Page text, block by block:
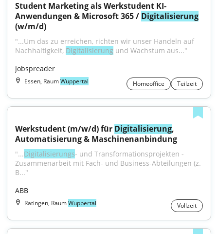
Student Marketing als Werkstudent KI-
Anwendungen & Microsoft 365 / Digitalisierung
(w/m/d)
"...Um das zu erreichen, richten wir unser Handeln auf
Nachhaltigkeit, Digitalisierung und Wachstum aus..."
Jobspreader
Essen, RaumWuppertal Homeoffice Teilzeit
Werkstudent (m/w/d) für Digitalisierung,
Automatisierung & Maschinenanbindung
"...Digitalisierungs- und Transformationsprojekten -
Zusammenarbeit mit Fach- und Business-Abteilungen (z.
B..."
ABB
Ratingen, RaumWuppertal Vollzeit